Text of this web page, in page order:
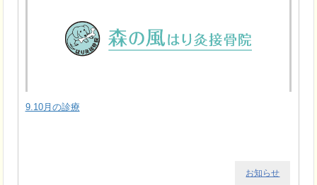
9.10月の診療
お知らせ